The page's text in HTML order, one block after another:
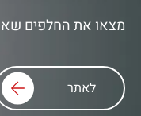
מצאו את החלפים
לאתר